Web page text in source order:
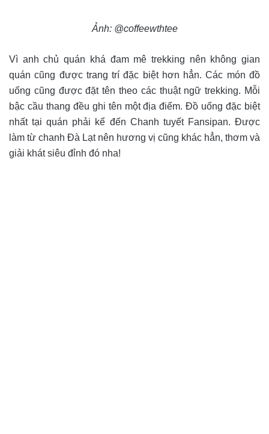
Ảnh: @coffeewthtee
Vì anh chủ quán khá đam mê trekking nên không gian
quán cũng được trang trí đặc biệt hơn hẳn. Các món đồ
uống cũng được đặt tên theo các thuật ngữ trekking. Mỗi
bậc cầu thang đều ghi tên một địa điểm. Đồ uống đặc biệt
nhất tại quán phải kể đến Chanh tuyết Fansipan. Được
làm từ chanh Đà Lạt nên hương vị cũng khác hẳn, thơm và
giải khát siêu đỉnh đó nha!